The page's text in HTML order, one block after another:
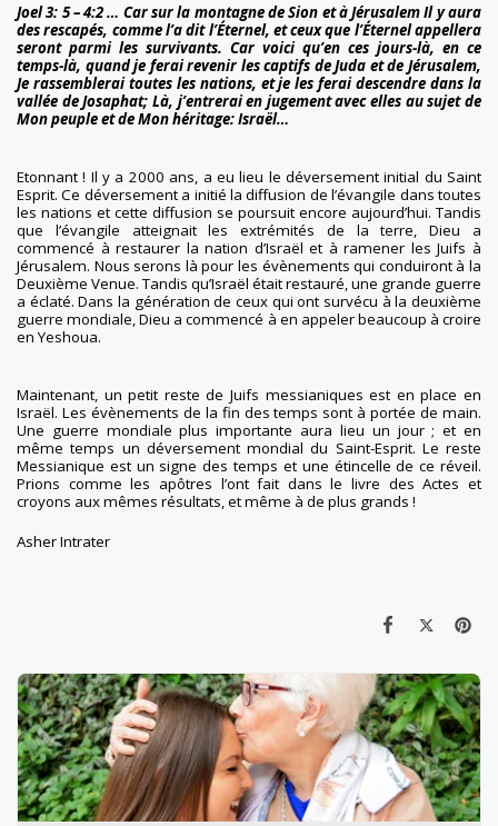
Joel 3: 5 – 4:2 … Car sur la montagne de Sion et à Jérusalem Il y aura
des rescapés, comme l’a dit l’Éternel, et ceux que l’Éternel appellera
seront parmi les survivants. Car voici qu’en ces jours-là, en ce
temps-là, quand je ferai revenir les captifs de Juda et de Jérusalem,
Je rassemblerai toutes les nations, et je les ferai descendre dans la
vallée de Josaphat; Là, j’entrerai en jugement avec elles au sujet de
Mon peuple et de Mon héritage: Israël…
Etonnant ! Il y a 2000 ans, a eu lieu le déversement initial du Saint
Esprit. Ce déversement a initié la diffusion de l’évangile dans toutes
les nations et cette diffusion se poursuit encore aujourd’hui. Tandis
que l’évangile atteignait les extrémités de la terre, Dieu a
commencé à restaurer la nation d’Israël et à ramener les Juifs à
Jérusalem. Nous serons là pour les évènements qui conduiront à la
Deuxième Venue. Tandis qu’Israël était restauré, une grande guerre
a éclaté. Dans la génération de ceux qui ont survécu à la deuxième
guerre mondiale, Dieu a commencé à en appeler beaucoup à croire
en Yeshoua.
Maintenant, un petit reste de Juifs messianiques est en place en
Israël. Les évènements de la fin des temps sont à portée de main.
Une guerre mondiale plus importante aura lieu un jour ; et en
même temps un déversement mondial du Saint-Esprit. Le reste
Messianique est un signe des temps et une étincelle de ce réveil.
Prions comme les apôtres l’ont fait dans le livre des Actes et
croyons aux mêmes résultats, et même à de plus grands !
Asher Intrater